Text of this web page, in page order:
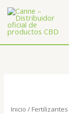
contenido
Inicio / Fertilizantes
one